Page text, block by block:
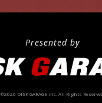
Presented by
©2026 DISK GARAGE inc. All Rights